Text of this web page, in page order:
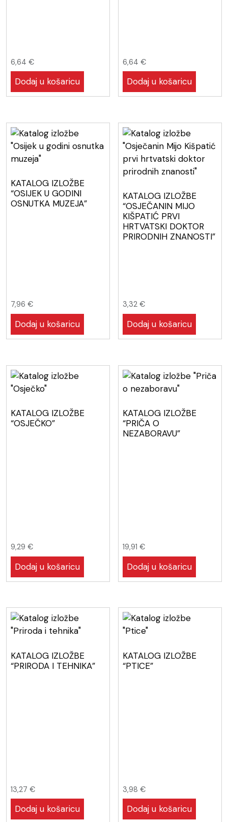
6,64 €
Dodaj u košaricu
6,64€
Dodaj u košaricu
KATALOG IZLOŽBE
“OSIJEK U GODINI
OSNUTKA MUZEJA”
7,96 €
Dodaj u košaricu
KATALOG IZLOŽBE
“OSJEČANIN MIJO
KIŠPATIĆ PRVI
HRTVATSKI DOKTOR
PRIRODNIH ZNANOSTI”
3,32€
Dodaj u košaricu
KATALOG IZLOŽBE
“OSJEČKO”
9,29 €
Dodaj u košaricu
KATALOG IZLOŽBE
“PRIČA O
NEZABORAVU”
19,91€
Dodaj u košaricu
KATALOG IZLOŽBE
“PRIRODA I TEHNIKA”
13,27 €
Dodaj u košaricu
KATALOG IZLOŽBE
“PTICE”
3,98€
Dodaj u košaricu